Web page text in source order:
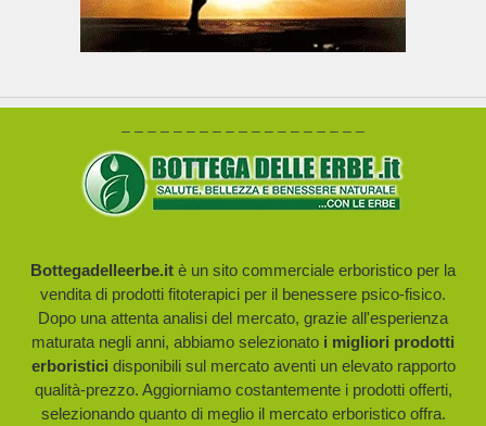
– – – – – – – – – – – – – – – – – – –
Bottegadelleerbe.it è un sito commerciale erboristico per la
vendita di prodotti fitoterapici per il benessere psico-fisico.
Dopo una attenta analisi del mercato, grazie all'esperienza
maturata negli anni, abbiamo selezionato i migliori prodotti
erboristici disponibili sul mercato aventi un elevato rapporto
qualità-prezzo. Aggiorniamo costantemente i prodotti offerti,
selezionando quanto di meglio il mercato erboristico offra.